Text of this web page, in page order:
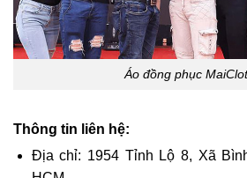
Áo đồng phục
Thông tin liên hệ:
Địa chỉ: 1954 Tỉnh Lộ 8, Xã